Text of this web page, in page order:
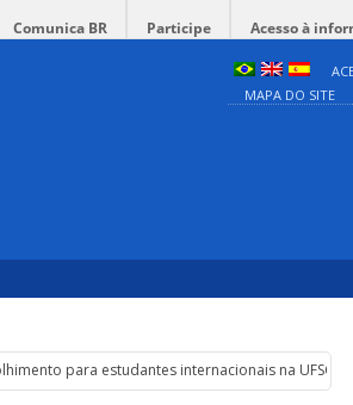
Comunica BR Participe Acesso à
MAPA DO SITE
para estudantes internacionais na UFSC